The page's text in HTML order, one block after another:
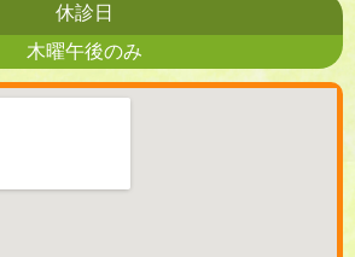
休診日
木曜午後のみ